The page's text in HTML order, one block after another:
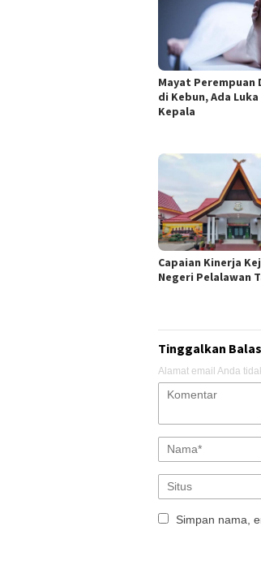
Mayat Perempuan
di Kebun, Ada
Kepala
Capaian Kinerja
Negeri Pelalawan
Tinggalkan
Alamat email Anda
Simpan nama,